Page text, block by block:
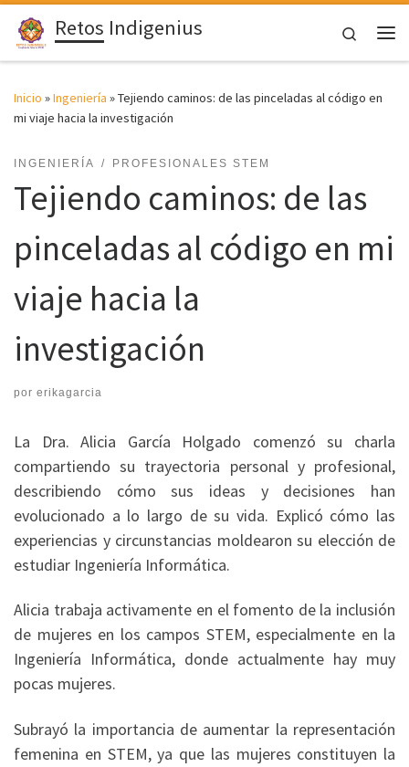
Saltar al contenido
Retos Indigenius
Search
Inicio »Ingeniería »Tejiendo caminos: de las pinceladas al código en
mi viaje hacia la investigación
INGENIERÍA PROFESIONALES STEM
Tejiendo caminos: de las
pinceladas al código en mi
viaje hacia la
investigación
por erikagarcia
La Dra. Alicia García Holgado comenzó su charla
compartiendo su trayectoria personal y profesional,
describiendo cómo sus ideas y decisiones han
evolucionado a lo largo de su vida. Explicó cómo las
experiencias y circunstancias moldearon su elección de
estudiar Ingeniería Informática.
Alicia trabaja activamente en el fomento de la inclusión
de mujeres en los campos STEM, especialmente en la
Ingeniería Informática, donde actualmente hay muy
pocas mujeres.
Subrayó la importancia de aumentar la representación
femenina en STEM, ya que las mujeres constituyen la